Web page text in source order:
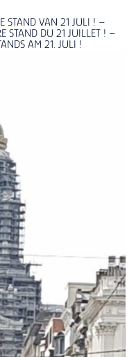
STAND VAN 21 JULI ! –
STAND DU 21 JUILLET ! –
AM 21. JULI !